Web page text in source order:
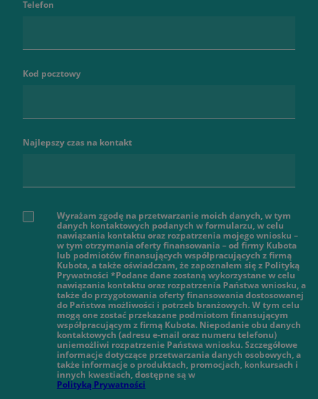
Telefon
Kod pocztowy
Najlepszy czas na kontakt
Wyrażam zgodę na przetwarzanie moich danych, w tym
danych kontaktowych podanych w formularzu, w celu
nawiązania kontaktu oraz rozpatrzenia mojego wniosku –
w tym otrzymania oferty finansowania – od firmy Kubota
lub podmiotów finansujących współpracujących z firmą
Kubota, a także oświadczam, że zapoznałem się z Polityką
Prywatności *Podane dane zostaną wykorzystane w celu
nawiązania kontaktu oraz rozpatrzenia Państwa wniosku, a
także do przygotowania oferty finansowania dostosowanej
do Państwa możliwości i potrzeb branżowych. W tym celu
mogą one zostać przekazane podmiotom finansującym
współpracującym z firmą Kubota. Niepodanie obu danych
kontaktowych (adresu e-mail oraz numeru telefonu)
uniemożliwi rozpatrzenie Państwa wniosku. Szczegółowe
informacje dotyczące przetwarzania danych osobowych, a
także informacje o produktach, promocjach, konkursach i
innych kwestiach, dostępne są w
Polityką Prywatności